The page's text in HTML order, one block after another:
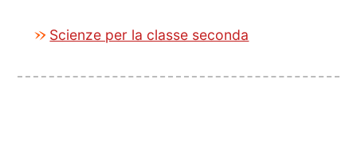
Scienze per la classe seconda